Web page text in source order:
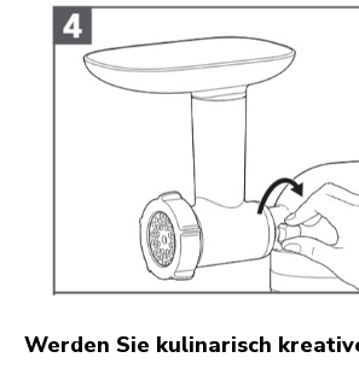
Werden Sie kulinarisch